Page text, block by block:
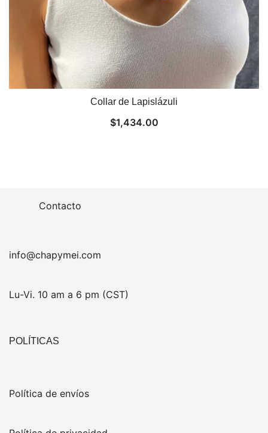
Collar de Lapislázuli
$1,434.00
Contacto
info@chapymei.com
Lu-Vi. 10 am a 6 pm (CST)
POLÍTICAS
Política de envíos